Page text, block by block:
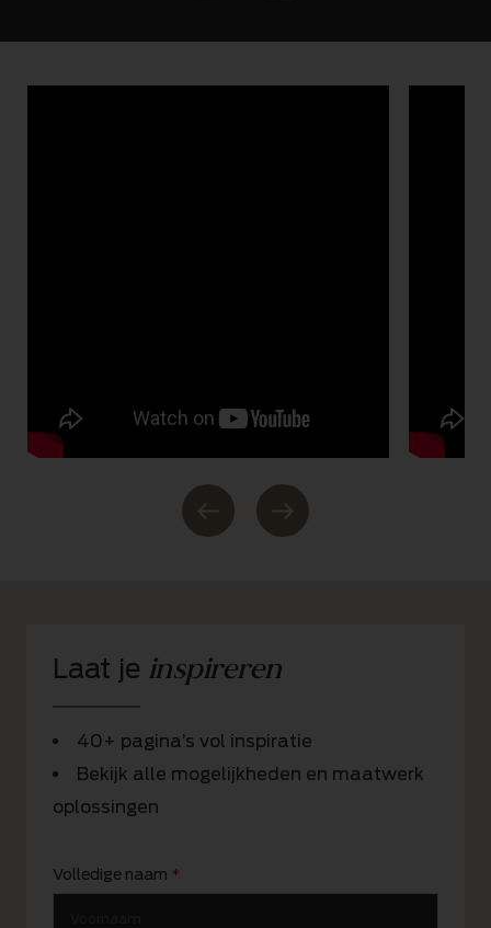
Laat je inspireren
40+ pagina’s vol inspiratie
Bekijk alle mogelijkheden en maatwerk
oplossingen
Volledige naam *